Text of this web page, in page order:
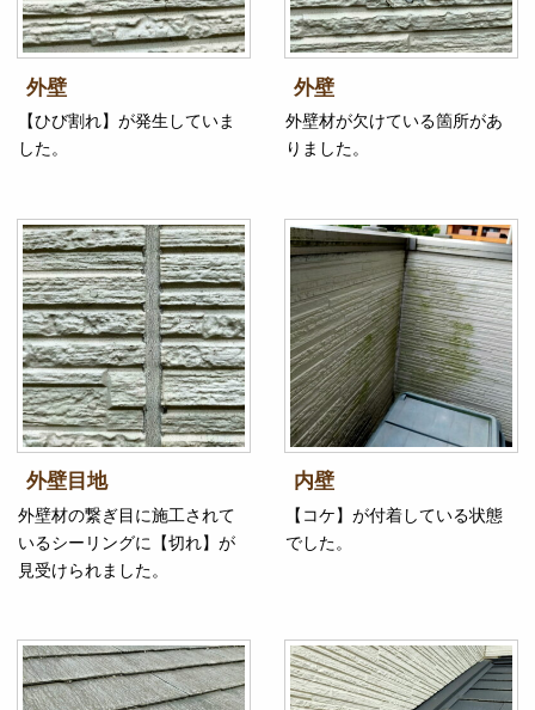
外壁
【ひび割れ】が発生していま
した。
外壁
外壁材が欠けている箇所があ
りました。
外壁目地
外壁材の繋ぎ目に施工されて
いるシーリングに【切れ】が
見受けられました。
内壁
【コケ】が付着している状態
でした。